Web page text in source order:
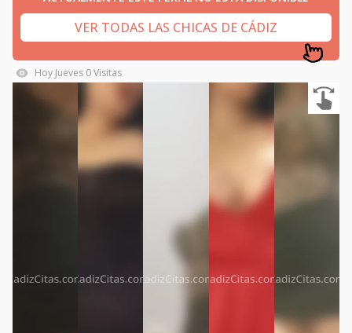
VER TODAS LAS CHICAS DE CÁDIZ
Hoy Jueves 0Visitas